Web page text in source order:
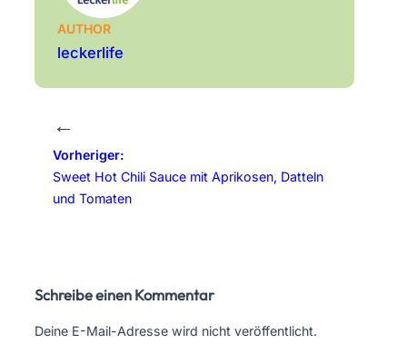
AUTHOR
leckerlife
←
Vorheriger:
Sweet Hot Chili Sauce mit Aprikosen, Datteln
und Tomaten
Schreibe einen Kommentar
Deine E-Mail-Adresse wird nicht veröffentlicht.